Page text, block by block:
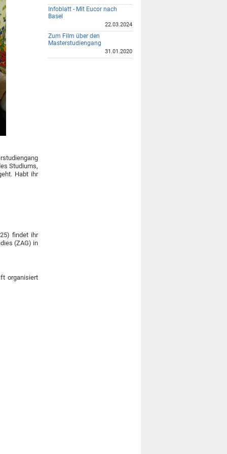
Studiums,
Habt ihr
findet ihr
(ZAG) in
organisiert
Infoblatt - Mit Eucor nach
Basel
22.03.2024
Zum Film über den
Masterstudiengang
31.01.2020